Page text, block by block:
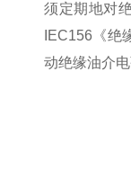
须定期地对
IEC156《绝
动绝缘油介